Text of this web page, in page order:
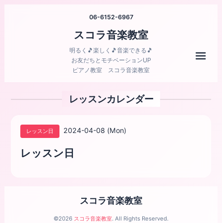
06-6152-6967
スコラ音楽教室
明るく🎵楽しく🎵音楽できる🎵
お友だちとモチベーションUP
ピアノ教室 スコラ音楽教室
レッスンカレンダー
レッスン日 2024-04-08 (Mon)
レッスン日
スコラ音楽教室
©2026 スコラ音楽教室. All Rights Reserved.